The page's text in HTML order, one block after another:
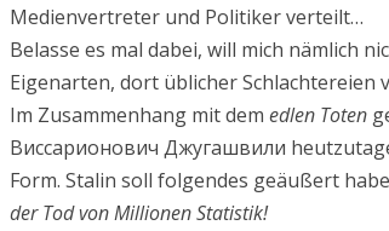
Medienvertreter und Politiker verteilt…
Belasse es mal dabei, will mich nämlich
Eigenarten, dort üblicher Schlachtereien
Im Zusammenhang mit dem edlen Toten
Виссарионович Джугашвили
Form. Stalin soll folgendes geäußert
der Tod von Millionen Statistik!